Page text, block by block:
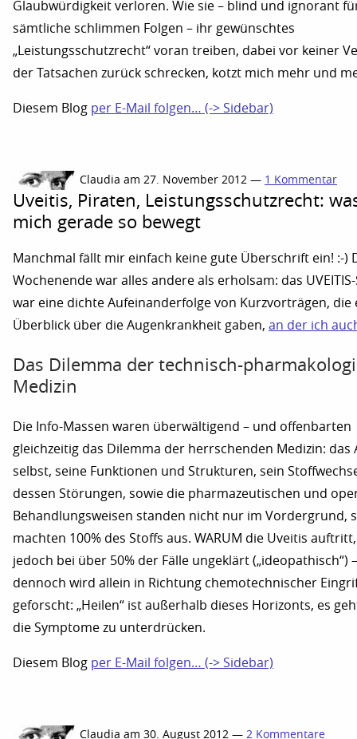
Glaubwürdigkeit verloren. Wie sie – blind und ignorant
sämtliche schlimmen Folgen – ihr gewünschtes
„Leistungsschutzrecht“ voran treiben, dabei vor keiner
der Tatsachen zurück schrecken, kotzt mich mehr und
Diesem Blog per E-Mail folgen… (-> Sidebar)
Claudia am 27. November 2012 — 1 Kommentar
Uveitis, Piraten, Leistungsschutzrecht:
mich gerade so bewegt
Manchmal fällt mir einfach keine gute Überschrift ein! :-)
Wochenende war alles andere als erholsam: das
war eine dichte Aufeinanderfolge von Kurzvorträgen, die
Überblick über die Augenkrankheit gaben, an der ich
Das Dilemma der technisch-
Medizin
Die Info-Massen waren überwältigend – und offenbarten
gleichzeitig das Dilemma der herrschenden Medizin: das
selbst, seine Funktionen und Strukturen, sein
dessen Störungen, sowie die pharmazeutischen und
Behandlungsweisen standen nicht nur im Vordergrund,
machten 100% des Stoffs aus. WARUM die Uveitis
jedoch bei über 50% der Fälle ungeklärt („ideopathisch“) –
dennoch wird allein in Richtung chemotechnischer
geforscht: „Heilen“ ist außerhalb dieses Horizonts, es
die Symptome zu unterdrücken.
Diesem Blog per E-Mail folgen… (-> Sidebar)
Claudia am 30. August 2012 — 2 Kommentare